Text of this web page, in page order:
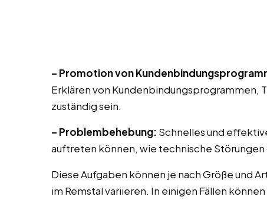
– Promotion von
Erklären von
zuständig sein.
– Problembehebung: Schnelles und
auftreten können, wie technische
Diese Aufgaben können je nach Größe und
im Remstal variieren. In einigen Fällen